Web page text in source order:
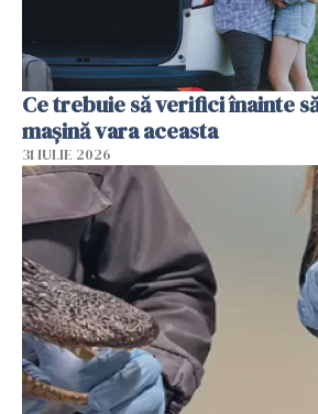
Ce trebuie să verifici înainte
mașină vara aceasta
31 IULIE 2026